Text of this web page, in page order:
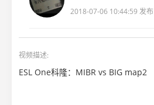
2018-07-06 10:44:59 发布
视频描述:
ESL One科隆：MIBR vs BIG map2